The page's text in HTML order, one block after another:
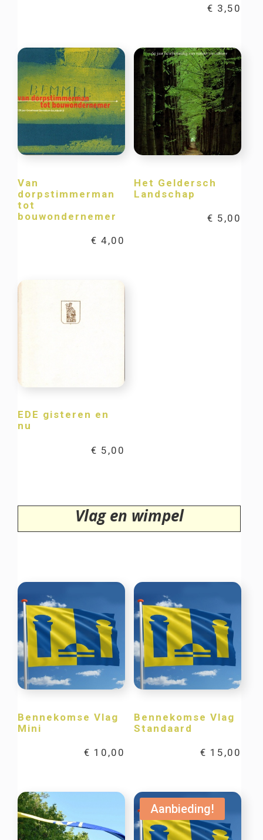
€ 3,50
Van
dorpstimmerman
tot
bouwondernemer
€ 4,00
Het Geldersch
Landschap
€ 5,00
EDE gisteren en
nu
€ 5,00
Vlag en wimpel
Bennekomse Vlag
Mini
€ 10,00
Bennekomse Vlag
Standaard
€ 15,00
Aanbieding!